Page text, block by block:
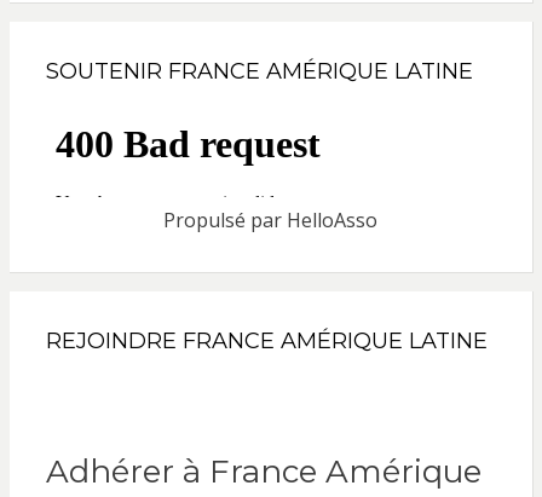
SOUTENIR FRANCE AMÉRIQUE LATINE
Propulsé par HelloAsso
REJOINDRE FRANCE AMÉRIQUE LATINE
Adhérer à France Amérique